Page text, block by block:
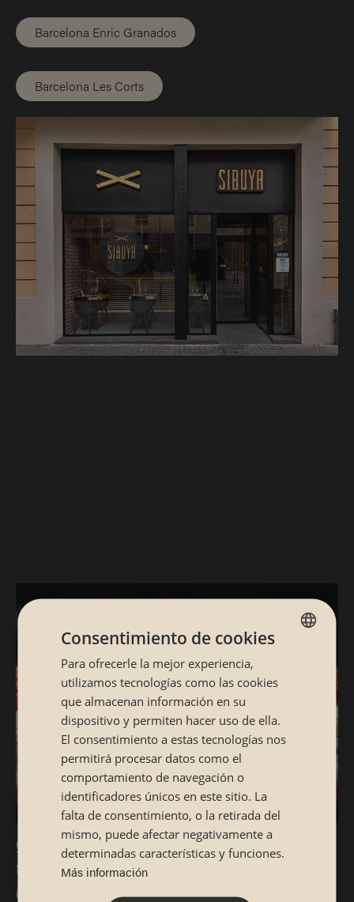
SIBUYA: EL MEJOR SUSHI
EN BARCELONA
Un plan de sushi en Barcelona siempre es bien.
Pero, si se trata del sushi de Sibuya, ¡es mejor
todavía! Porque nuestros rolls están hechos
para sorprenderte en todos los sentidos.
Queremos que tu eXperiencia sea única y nos
esforzamos por conseguirlo. Reserva mesa en
tu restaurante de sushi en Barcelona más
cercano y deléitate con la variedad y la calidad
Barcelona Enric Granados
Barcelona Les Corts
Si vienes a uno de nuestros restaurantes de sushi en
Barcelona, aquí no solo vas a encontrarte con un
ambiente inmejorable, sino también con una amplia y
CATALÁN
Consentimiento de cookies
Para ofrecerle la mejor experiencia,
utilizamos tecnologías como las cookies
que almacenan información en su
dispositivo y permiten hacer uso de ella.
El consentimiento a estas tecnologías nos
permitirá procesar datos como el
comportamiento de navegación o
identificadores únicos en este sitio. La
falta de consentimiento, o la retirada del
mismo, puede afectar negativamente a
determinadas características y funciones.
Más información